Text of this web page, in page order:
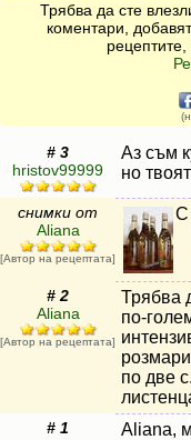
Трябва да сте
коментари,
# 3
hristov99999
Аз съм
но
снимки от
Aliana
[Автор на рецептата]
С
# 2
Aliana
[Автор на рецептата]
Трябва
по-
по две
# 1
Aliana,